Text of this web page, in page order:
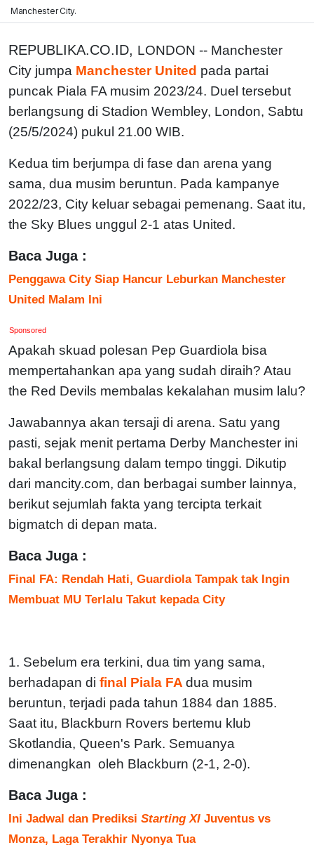
Manchester City.
REPUBLIKA.CO.ID, LONDON -- Manchester
City jumpa Manchester United pada partai
puncak Piala FA musim 2023/24. Duel tersebut
berlangsung di Stadion Wembley, London, Sabtu
(25/5/2024) pukul 21.00 WIB.
Kedua tim berjumpa di fase dan arena yang
sama, dua musim beruntun. Pada kampanye
2022/23, City keluar sebagai pemenang. Saat itu,
the Sky Blues unggul 2-1 atas United.
Baca Juga :
Penggawa City Siap Hancur Leburkan Manchester
United Malam Ini
Sponsored
Apakah skuad polesan Pep Guardiola bisa
mempertahankan apa yang sudah diraih? Atau
the Red Devils membalas kekalahan musim lalu?
Jawabannya akan tersaji di arena. Satu yang
pasti, sejak menit pertama Derby Manchester ini
bakal berlangsung dalam tempo tinggi. Dikutip
dari mancity.com, dan berbagai sumber lainnya,
berikut sejumlah fakta yang tercipta terkait
bigmatch di depan mata.
Baca Juga :
Final FA: Rendah Hati, Guardiola Tampak tak Ingin
Membuat MU Terlalu Takut kepada City
1. Sebelum era terkini, dua tim yang sama,
berhadapan di final Piala FA dua musim
beruntun, terjadi pada tahun 1884 dan 1885.
Saat itu, Blackburn Rovers bertemu klub
Skotlandia, Queen's Park. Semuanya
dimenangkan oleh Blackburn (2-1, 2-0).
Baca Juga :
Ini Jadwal dan Prediksi Starting XI Juventus vs
Monza, Laga Terakhir Nyonya Tua